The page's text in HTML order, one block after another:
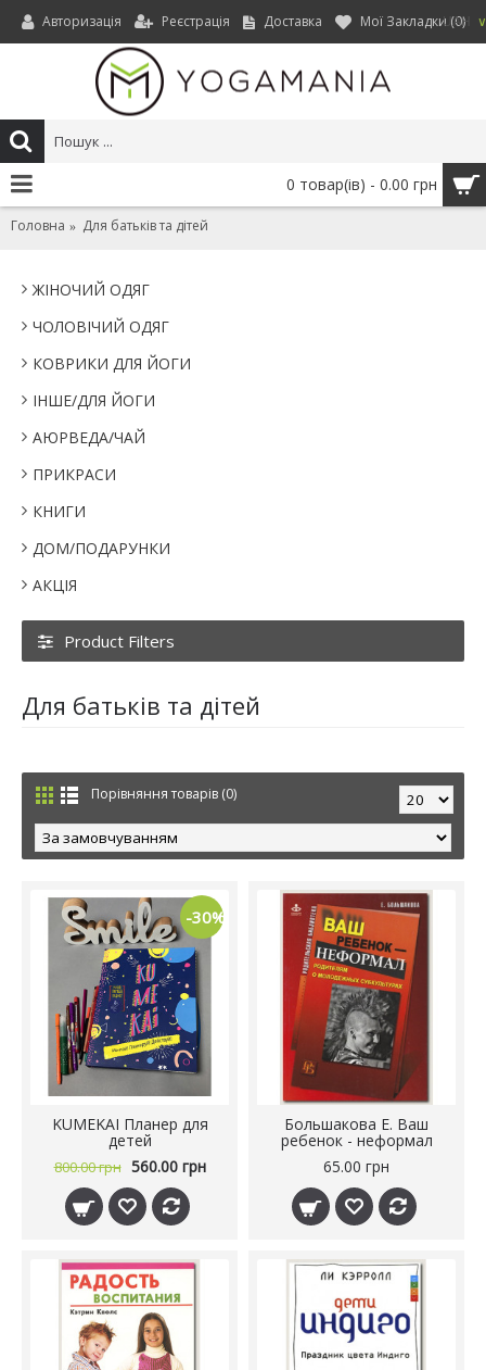
UAH ∨
Авторизація Реєстрація Доставка Мої Закладки (0)
0 товар(ів) - 0.00 грн
Головна Для батьків та дітей
ЖІНОЧИЙ ОДЯГ
ЧОЛОВІЧИЙ ОДЯГ
КОВРИКИ ДЛЯ ЙОГИ
IНШЕ/ДЛЯ ЙОГИ
АЮРВЕДА/ЧАЙ
ПРИКРАСИ
КНИГИ
ДОМ/ПОДАРУНКИ
АКЦІЯ
Product Filters
Для батьків та дітей
Порівняння товарів (0)
-30%
KUMEKAI Планер для
детей
800.00 грн 560.00 грн
Большакова Е. Ваш
ребенок - неформал
65.00 грн